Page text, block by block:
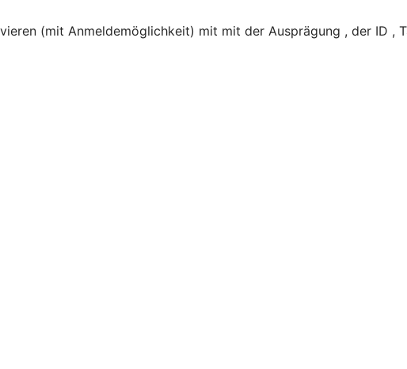
(mit Anmeldemöglichkeit) mit mit der Ausprägung , der ID ,